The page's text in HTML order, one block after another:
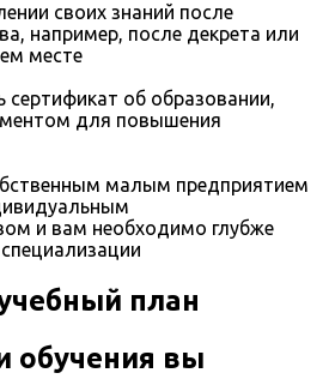
своих знаний после
например, после декрета или
месте
сертификат об образовании,
для повышения
малым предприятием
и вам необходимо глубже
план
обучения вы